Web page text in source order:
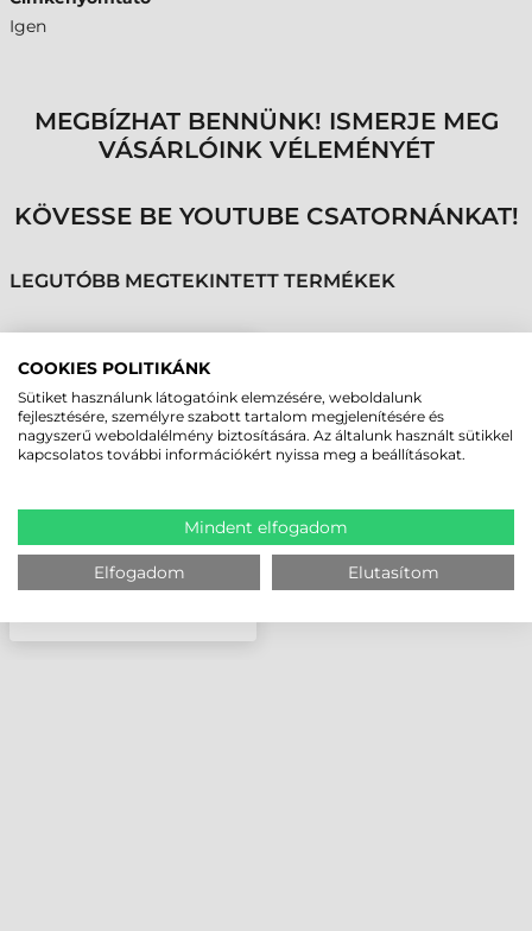
Igen
MEGBÍZHAT BENNÜNK! ISMERJE MEG
VÁSÁRLÓINK VÉLEMÉNYÉT
KÖVESSE BE YOUTUBE CSATORNÁNKAT!
LEGUTÓBB MEGTEKINTETT TERMÉKEK
ZEBRA KIEGÉSZÍTŐ,
3" - ZD420D
COOKIES POLITIKÁNK
Sütiket használunk látogatóink elemzésére, weboldalunk
fejlesztésére, személyre szabott tartalom megjelenítésére és
nagyszerű weboldalélmény biztosítására. Az általunk használt sütikkel
kapcsolatos további információkért nyissa meg a beállításokat.
Mindent elfogadom
Elfogadom Elutasítom